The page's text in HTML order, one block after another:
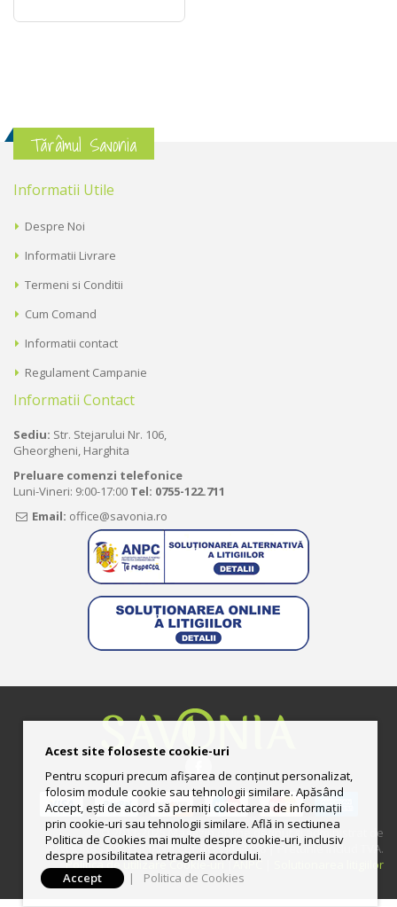
Tărâmul Savonia
Informatii Utile
Despre Noi
Informatii Livrare
Termeni si Conditii
Cum Comand
Informatii contact
Regulament Campanie
Informatii Contact
Sediu: Str. Stejarului Nr. 106,
Gheorgheni, Harghita
Preluare comenzi telefonice
Luni-Vineri: 9:00-17:00 Tel: 0755-122.711
Email: office@savonia.ro
© 2013-2025 Magazin online deţinut şi administrat de
UNGURAS ION LUCIAN II CUI: RO33444158 | Preturile includ TVA.
Politica de utilizare Cookie-uri| ANPC Solutionarea litigiilor
Acest site foloseste cookie-uri
Pentru scopuri precum afișarea de conținut personalizat,
folosim module cookie sau tehnologii similare. Apăsând
Accept, ești de acord să permiți colectarea de informații
prin cookie-uri sau tehnologii similare. Află in sectiunea
Politica de Cookies mai multe despre cookie-uri, inclusiv
despre posibilitatea retragerii acordului.
Accept
| Politica de Cookies